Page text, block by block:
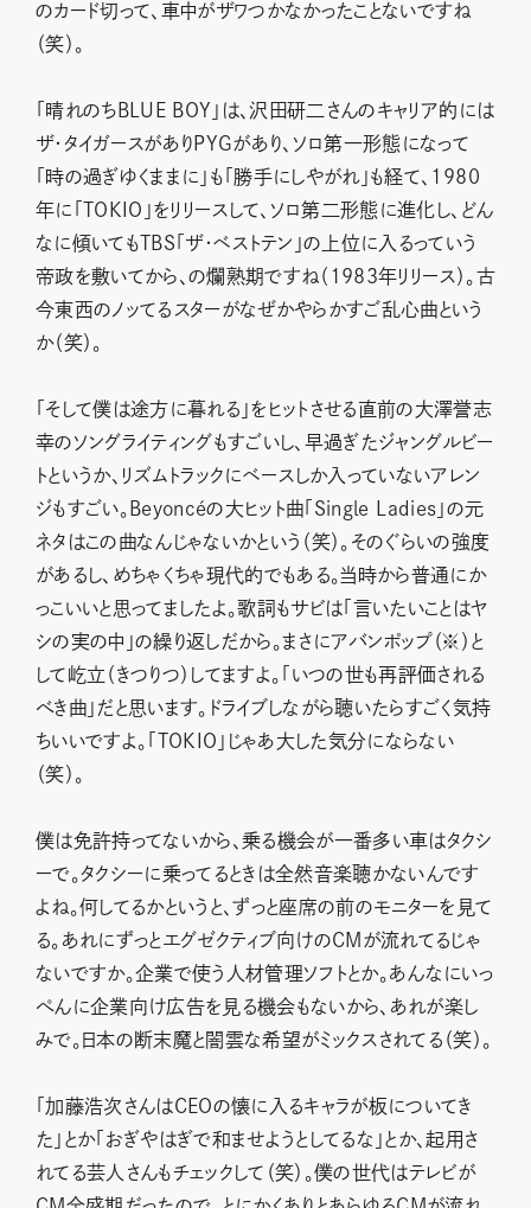
のカード切って、車中がザワつかなかったことないですね
（笑）。
「晴れのちBLUE BOY」は、沢田研二さんのキャリア的には
ザ・タイガースがありPYGがあり、ソロ第一形態になって
「時の過ぎゆくままに」も「勝手にしやがれ」も経て、1980
年に「TOKIO」をリリースして、ソロ第二形態に進化し、どん
なに傾いてもTBS「ザ・ベストテン」の上位に入るっていう
帝政を敷いてから、の爛熟期ですね（1983年リリース）。古
今東西のノッてるスターがなぜかやらかすご乱心曲という
か（笑）。
「そして僕は途方に暮れる」をヒットさせる直前の大澤誉志
幸のソングライティングもすごいし、早過ぎたジャングルビー
トというか、リズムトラックにベースしか入っていないアレン
ジもすごい。Beyoncéの大ヒット曲「Single Ladies」の元
ネタはこの曲なんじゃないかという（笑）。そのぐらいの強度
があるし、めちゃくちゃ現代的でもある。当時から普通にか
っこいいと思ってましたよ。歌詞もサビは「言いたいことはヤ
シの実の中」の繰り返しだから。まさにアバンポップ（※）と
して屹立（きつりつ）してますよ。「いつの世も再評価される
べき曲」だと思います。ドライブしながら聴いたらすごく気持
ちいいですよ。「TOKIO」じゃあ大した気分にならない
（笑）。
僕は免許持ってないから、乗る機会が一番多い車はタクシ
ーで。タクシーに乗ってるときは全然音楽聴かないんです
よね。何してるかというと、ずっと座席の前のモニターを見て
る。あれにずっとエグゼクティブ向けのCMが流れてるじゃ
ないですか。企業で使う人材管理ソフトとか。あんなにいっ
ぺんに企業向け広告を見る機会もないから、あれが楽し
みで。日本の断末魔と闇雲な希望がミックスされてる（笑）。
「加藤浩次さんはCEOの懐に入るキャラが板についてき
た」とか「おぎやはぎで和ませようとしてるな」とか、起用さ
れてる芸人さんもチェックして（笑）。僕の世代はテレビが